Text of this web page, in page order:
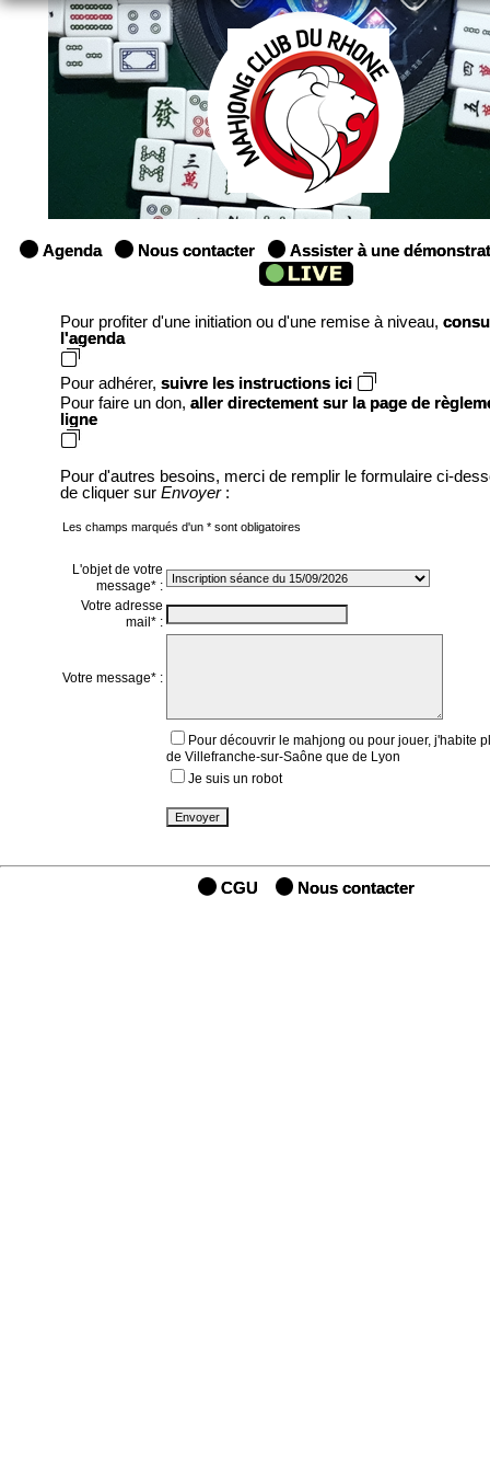
Agenda Nous contacter Assister à une
Pour profiter d'une initiation ou d'une remise à niveau,
l'agenda
Pour adhérer, suivre les instructions ici
Pour faire un don, aller directement sur la page de
ligne
Pour d'autres besoins, merci de remplir le formulaire ci-
de cliquer sur Envoyer:
Les champs marqués d'un * sont obligatoires
L'objet de votre
message* :
Votre adresse
mail* :
Votre message* :
Pour découvrir le mahjong ou pour jouer, j'habite
de Villefranche-sur-Saône que de Lyon
Je suis un robot
CGU Nous contacter